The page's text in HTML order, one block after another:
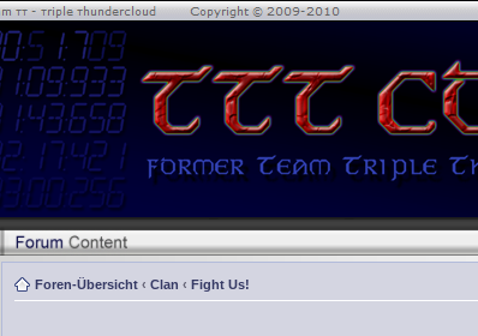
Foren-Übersicht ‹ Clan ‹ Fight Us!